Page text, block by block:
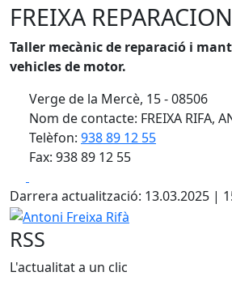
FREIXA
Taller mecànic de reparació i
vehicles de motor.
Verge de la Mercè, 15 - 08506
Nom de contacte: FREIXA RIFA,
Telèfon: 938 89 12 55
Fax: 938 89 12 55
Darrera actualització: 13.03.2025 |
Antoni Freixa Rifà
RSS
L'actualitat a un clic